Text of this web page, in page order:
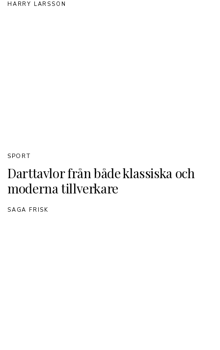
HARRY LARSSON
Darttavlor från både klassiska och
moderna tillverkare
SPORT
SAGA FRISK